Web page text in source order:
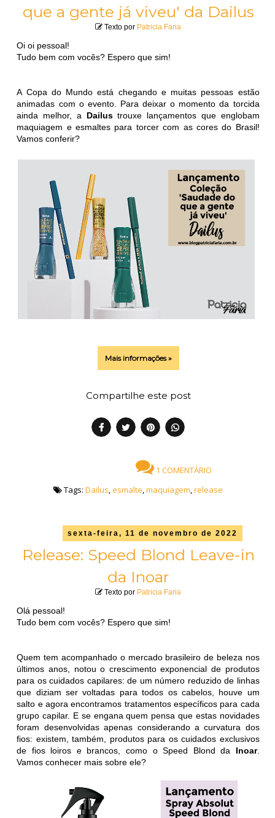
que a gente já viveu' da Dailus
Texto por Patricia Faria
Oi oi pessoal!
Tudo bem com vocês? Espero que sim!
A Copa do Mundo está chegando e muitas pessoas estão
animadas com o evento. Para deixar o momento da torcida
ainda melhor, a Dailustrouxe lançamentos que englobam
maquiagem e esmaltes para torcer com as cores do Brasil!
Vamos conferir?
Mais informações »
Compartilhe este post
1 COMENTÁRIO
Tags: Dailus,esmalte,maquiagem,release
sexta-feira, 11 de novembro de 2022
Release: Speed Blond Leave-in
da Inoar
Texto por Patricia Faria
Olá pessoal!
Tudo bem com vocês? Espero que sim!
Quem tem acompanhado o mercado brasileiro de beleza nos
últimos anos, notou o crescimento exponencial de produtos
para os cuidados capilares: de um número reduzido de linhas
que diziam ser voltadas para todos os cabelos, houve um
salto e agora encontramos tratamentos específicos para cada
grupo capilar. E se engana quem pensa que estas novidades
foram desenvolvidas apenas considerando a curvatura dos
fios: existem, também, produtos para os cuidados exclusivos
de fios loiros e brancos, como o Speed Blond da Inoar.
Vamos conhecer mais sobre ele?